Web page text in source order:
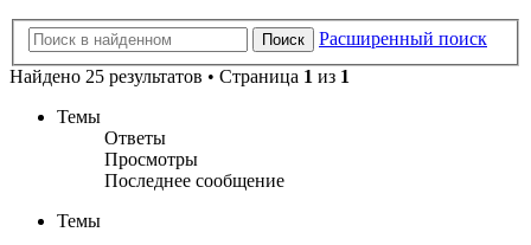
Поиск
Расширенный поиск
Найдено 25 результатов • Страница 1 из 1
Темы
Ответы
Просмотры
Последнее сообщение
Темы